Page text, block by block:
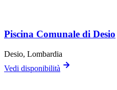
Piscina Comunale di Desio
Desio, Lombardia
Vedi disponibilità